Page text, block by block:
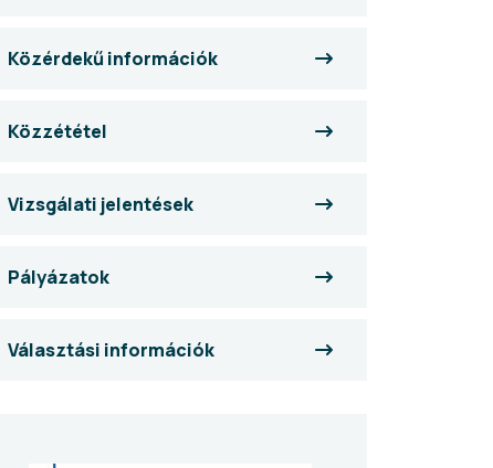
Közérdekű információk
Közzététel
Vizsgálati jelentések
Pályázatok
Választási információk